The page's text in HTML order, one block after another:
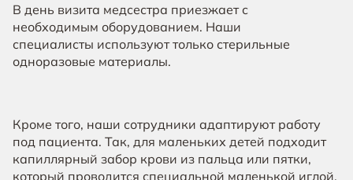
В день визита медсестра приезжает с
необходимым оборудованием. Наши
специалисты используют только стерильные
одноразовые материалы.
Кроме того, наши сотрудники адаптируют работу
под пациента. Так, для маленьких детей подходит
капиллярный забор крови из пальца или пятки,
который проводится специальной маленькой иглой.